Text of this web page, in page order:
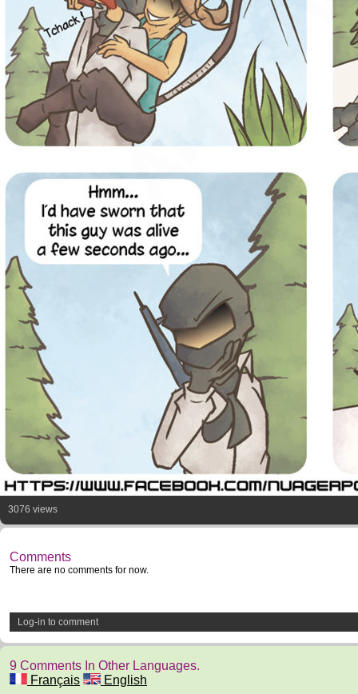
3076 views
Comments
There are no comments for now.
Log-in to comment
9 Comments In Other Languages.
Français
English